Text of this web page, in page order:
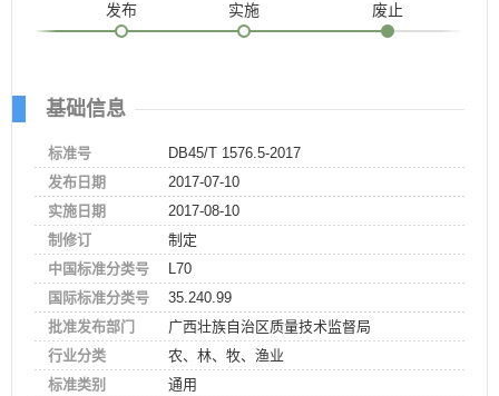
发布 实施 废止
基础信息
标准号
DB45/T 1576.5-2017
发布日期
2017-07-10
实施日期
2017-08-10
制修订
制定
中国标准分类号
L70
国际标准分类号
35.240.99
批准发布部门
广西壮族自治区质量技术监督局
行业分类
农、林、牧、渔业
标准类别
通用